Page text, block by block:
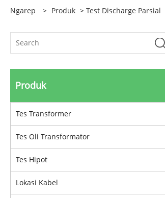
Ngarep > Produk > Test Discharge Parsial
Produk
Tes Transformer
Tes Oli Transformator
Tes Hipot
Lokasi Kabel